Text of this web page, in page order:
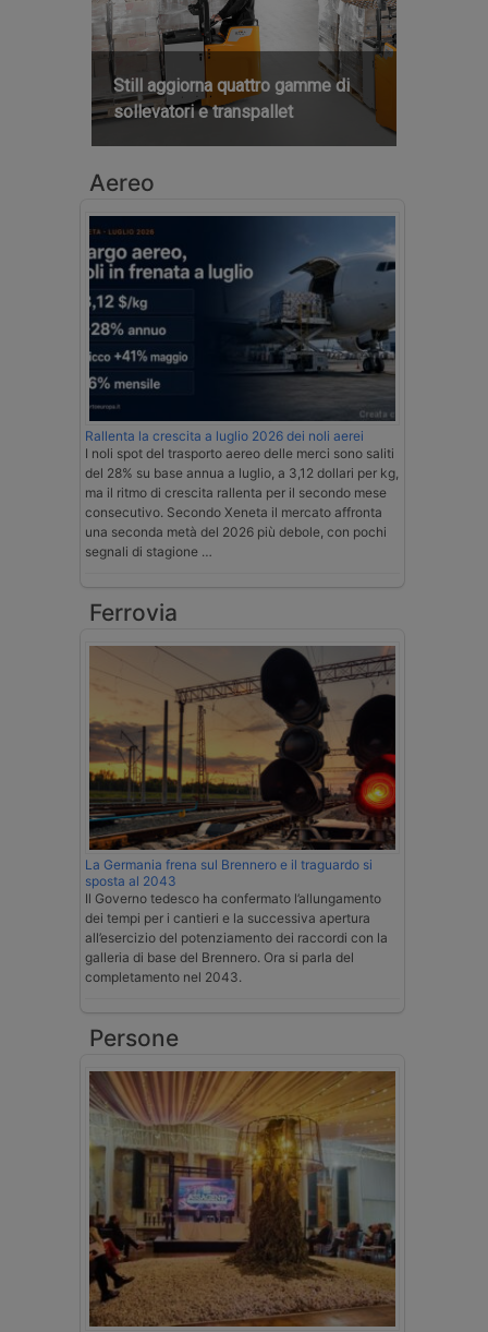
Still aggiorna quattro gamme di
sollevatori e transpallet
Aereo
Rallenta la crescita a luglio 2026 dei noli aerei
I noli spot del trasporto aereo delle merci sono saliti
del 28% su base annua a luglio, a 3,12 dollari per kg,
ma il ritmo di crescita rallenta per il secondo mese
consecutivo. Secondo Xeneta il mercato affronta
una seconda metà del 2026 più debole, con pochi
segnali di stagione …
Ferrovia
La Germania frena sul Brennero e il traguardo si
sposta al 2043
Il Governo tedesco ha confermato l’allungamento
dei tempi per i cantieri e la successiva apertura
all’esercizio del potenziamento dei raccordi con la
galleria di base del Brennero. Ora si parla del
completamento nel 2043.
Persone